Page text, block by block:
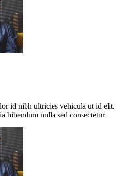
id nibh ultricies vehicula ut id elit.
bibendum nulla sed consectetur.